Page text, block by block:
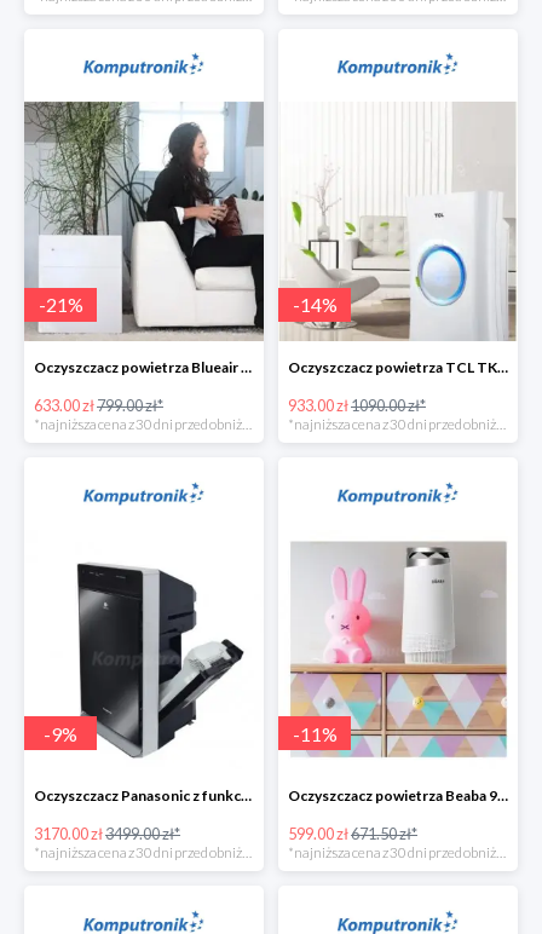
-21%
Oczyszczacz powietrza Blueair 203 Classic -135zł
633.00 zł799.00 zł*
*najniższa cena z 30 dni przed obniżką
-14%
Oczyszczacz powietrza TCL TKJ400F -156zł
933.00 zł1090.00 zł*
*najniższa cena z 30 dni przed obniżką
-9%
Oczyszczacz Panasonic z funkcją nawilżania - 328zł
3170.00 zł3499.00 zł*
*najniższa cena z 30 dni przed obniżką
-11%
Oczyszczacz powietrza Beaba 920328
599.00 zł671.50 zł*
*najniższa cena z 30 dni przed obniżką